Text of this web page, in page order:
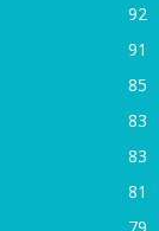
92
91
85
83
83
81